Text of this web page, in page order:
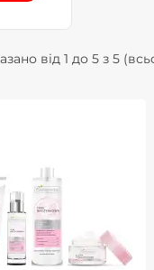
від 1 до 5 з 5